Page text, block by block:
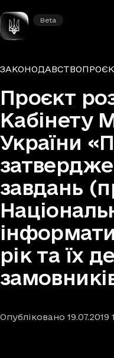
Beta
Beta
ГОЛОВНА—ДОКУМЕНТИ
Група документів та
ЗАКОНОДАВСТВО
Проєкт
Кабінету
України
завдань
рік та їх
Опубліковано 19.07.2019